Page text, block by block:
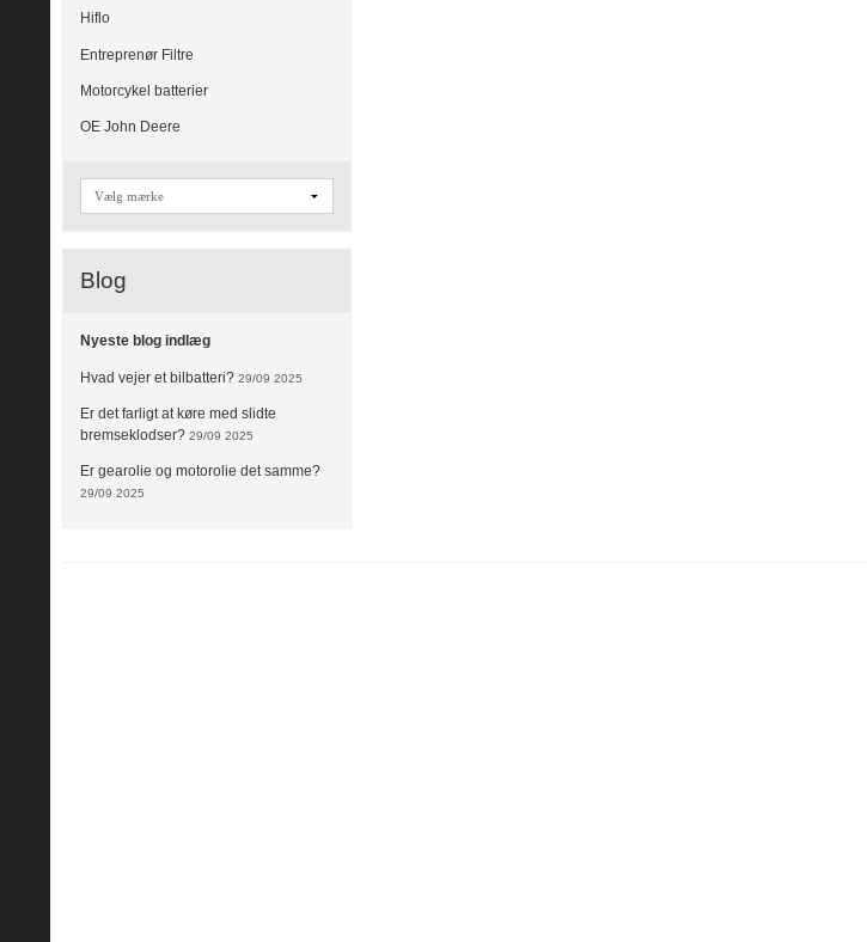
Hiflo
Entreprenør Filtre
Motorcykel batterier
OE John Deere
Blog
Nyeste blog indlæg
Hvad vejer et bilbatteri? 29/09 2025
Er det farligt at køre med slidte
bremseklodser? 29/09 2025
Er gearolie og motorolie det samme?
29/09 2025